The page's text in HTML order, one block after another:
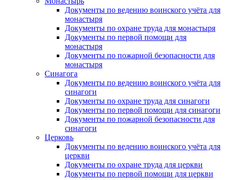
Документы по ведению воинского учёта для
монастыря
Документы по охране труда для монастыря
Документы по первой помощи для
монастыря
Документы по пожарной безопасности для
монастыря
Синагога
Документы по ведению воинского учёта для
синагоги
Документы по охране труда для синагоги
Документы по первой помощи для синагоги
Документы по пожарной безопасности для
синагоги
Церковь
Документы по ведению воинского учёта для
церкви
Документы по охране труда для церкви
Документы по первой помощи для церкви